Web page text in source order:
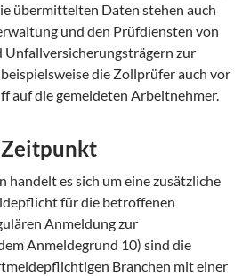
übermittelten Daten stehen auch
und den Prüfdiensten von
Unfallversicherungsträgern zur
die Zollprüfer auch vor
auf die gemeldeten Arbeitnehmer.
handelt es sich um eine zusätzliche
für die betroffenen
Anmeldung zur
Anmeldegrund 10) sind die
Branchen mit einer